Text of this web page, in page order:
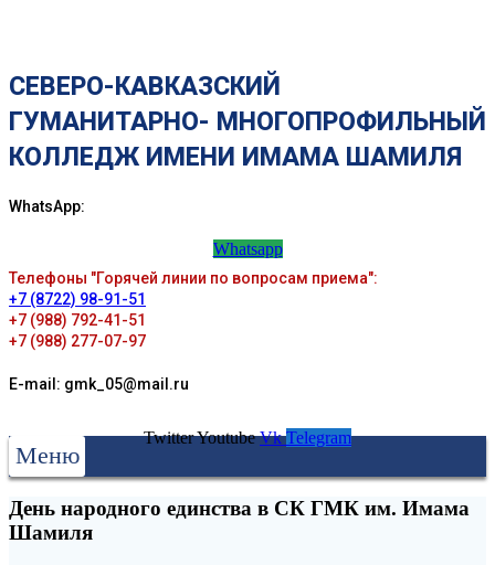
СЕВЕРО-КАВКАЗСКИЙ
ГУМАНИТАРНО- МНОГОПРОФИЛЬНЫЙ
КОЛЛЕДЖ ИМЕНИ ИМАМА ШАМИЛЯ
WhatsApp:
Whatsapp
Телефоны "Горячей линии по вопросам приема":
+7 (8722) 98-91-51
+7 (988) 792-41-51
+7 (988) 277-07-97
E-mail: gmk_05@mail.ru
TwitterYoutube Vk Telegram
Меню
День народного единства в СК ГМК им. Имама
Шамиля